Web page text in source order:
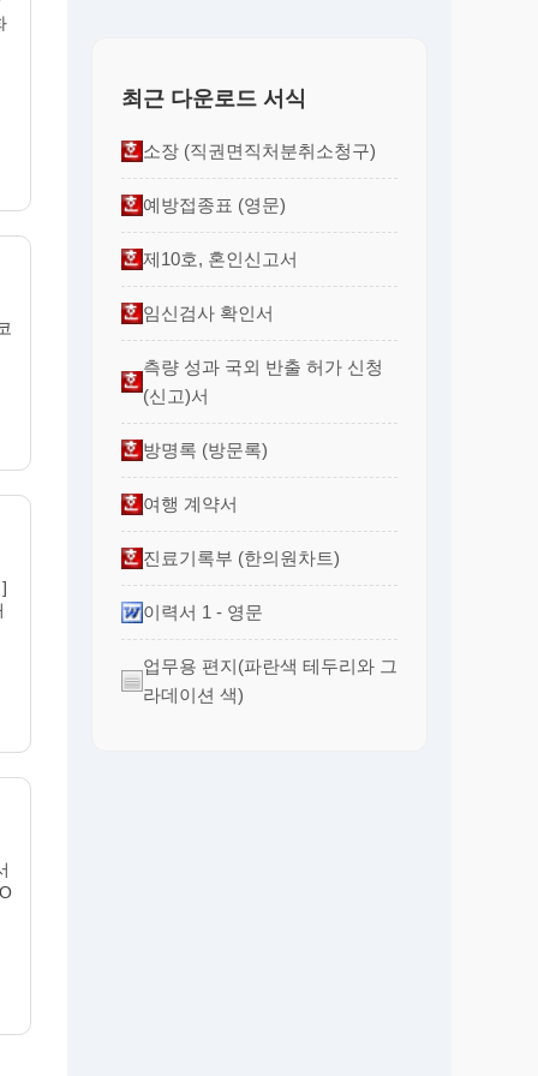
최근 다운로드 서식
소장 (직권면직처분취소청구)
예방접종표 (영문)
제10호, 혼인신고서
임신검사 확인서
측량 성과 국외 반출 허가 신청
(신고)서
방명록 (방문록)
여행 계약서
진료기록부 (한의원차트)
이력서 1 - 영문
업무용 편지(파란색 테두리와 그
라데이션 색)